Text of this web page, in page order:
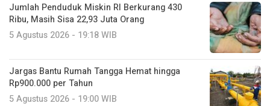
Jumlah Penduduk Miskin RI Berkurang 430
Ribu, Masih Sisa 22,93 Juta Orang
5 Agustus 2026 - 19:18 WIB
Jargas Bantu Rumah Tangga Hemat hingga
Rp900.000 per Tahun
5 Agustus 2026 - 19:00 WIB